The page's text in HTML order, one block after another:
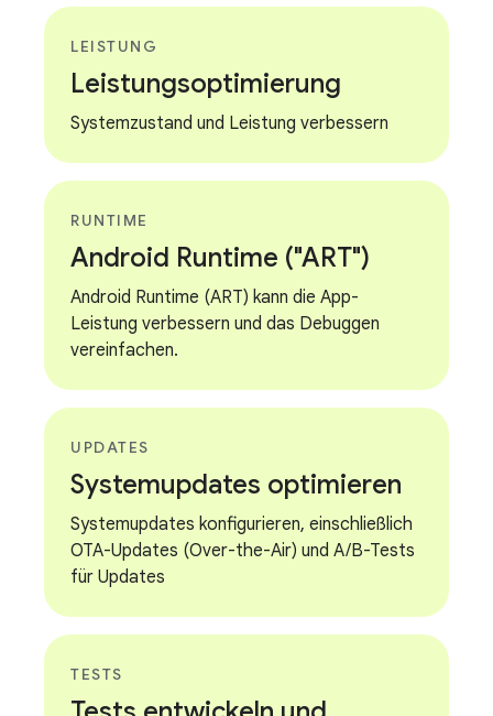
LEISTUNG
Leistungsoptimierung
Systemzustand und Leistung verbessern
RUNTIME
Android Runtime ("ART")
Android Runtime (ART) kann die App-
Leistung verbessern und das Debuggen
vereinfachen.
UPDATES
Systemupdates optimieren
Systemupdates konfigurieren, einschließlich
OTA-Updates (Over-the-Air) und A/B-Tests
für Updates
TESTS